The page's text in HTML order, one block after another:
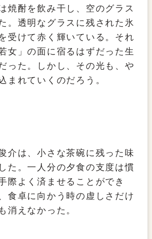
焼酎を飲み干し、空のグラス
。透明なグラスに残された氷
受けて赤く輝いている。それ
女」の面に宿るはずだった生
った。しかし、その光も、や
まれていくのだろう。
介は、小さな茶碗に残った味
た。一人分の夕食の支度は慣
際よく済ませることができ
食卓に向かう時の虚しさだけ
消えなかった。